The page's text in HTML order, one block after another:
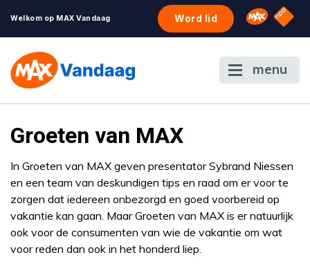
Welkom op MAX Vandaag Word lid Omroep
NPO
menu
Groeten van MAX
In Groeten van MAX geven presentator Sybrand Niessen
en een team van deskundigen tips en raad om er voor te
zorgen dat iedereen onbezorgd en goed voorbereid op
vakantie kan gaan. Maar Groeten van MAX is er natuurlijk
ook voor de consumenten van wie de vakantie om wat
voor reden dan ook in het honderd liep.